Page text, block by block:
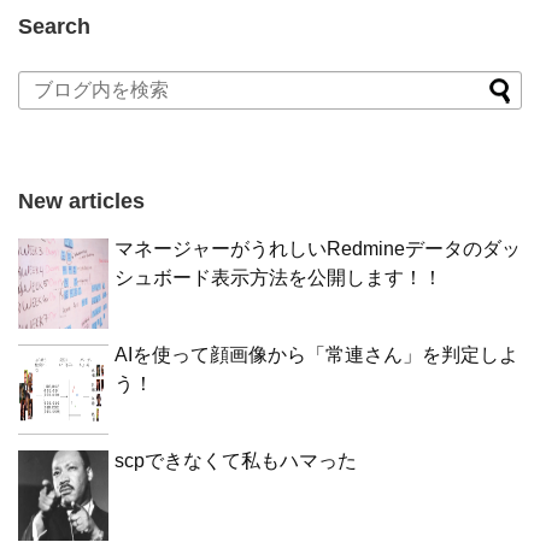
Search
New articles
マネージャーがうれしいRedmineデータのダッ
シュボード表示方法を公開します！！
AIを使って顔画像から「常連さん」を判定しよ
う！
scpできなくて私もハマった